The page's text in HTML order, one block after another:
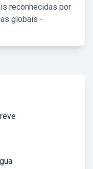
reconhecidas por
globais -